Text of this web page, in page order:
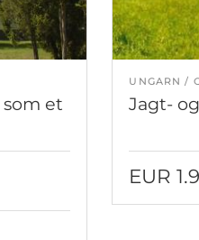
et
UNGARN
Jagt-
EUR